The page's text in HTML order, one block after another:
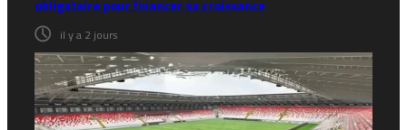
obligataire pour financer sa croissance
il y a 2 jours